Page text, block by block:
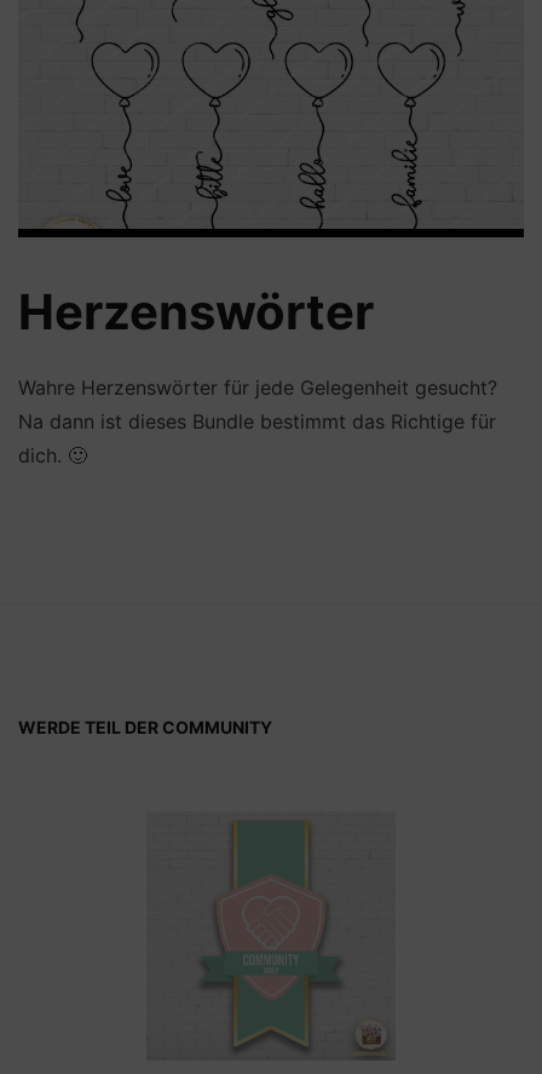
Herzenswörter
Wahre Herzenswörter für jede Gelegenheit gesucht?
Na dann ist dieses Bundle bestimmt das Richtige für
dich. 🙂
WERDE TEIL DER COMMUNITY